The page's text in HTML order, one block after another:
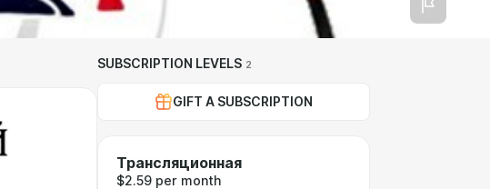
SUBSCRIPTION LEVELS 2
GIFT A SUBSCRIPTION
Трансляционная
$2.59 per month